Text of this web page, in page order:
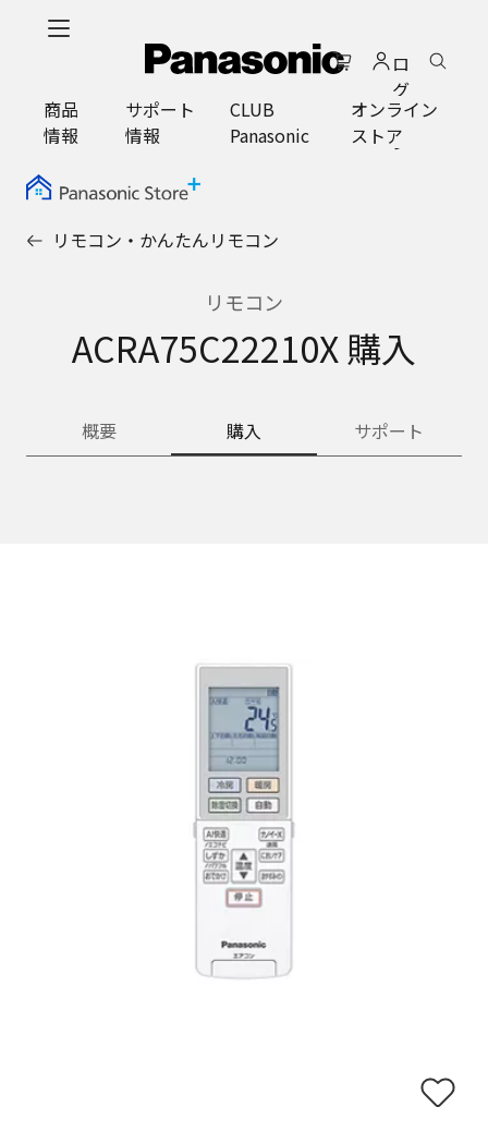
ロ
グ
イ
ン
商品
情報
サポート
情報
CLUB
Panasonic
オンライン
ストア
リモコン・かんたんリモコン
リモコン
ACRA75C22210X 購入
概要 購入 サポート